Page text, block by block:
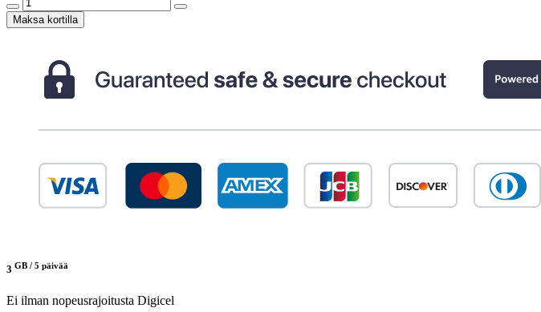
Maksa kortilla
3 GB / 5 päivää
Ei ilman nopeusrajoitusta Digicel